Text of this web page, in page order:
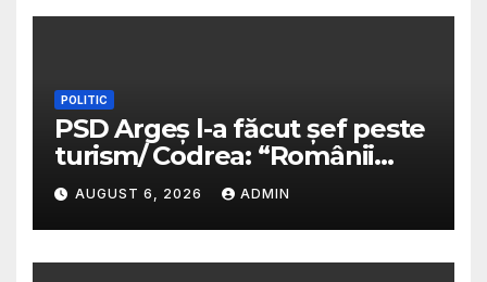
POLITIC
PSD Argeș l-a făcut șef peste
turism/ Codrea: “Românii
sunt niște cretini ordinari”/ Va
fi plătit cu bani mulți/
Predescu avertiza în 2025 că
PSD va transforma funcția
AUGUST 6, 2026 ADMIN